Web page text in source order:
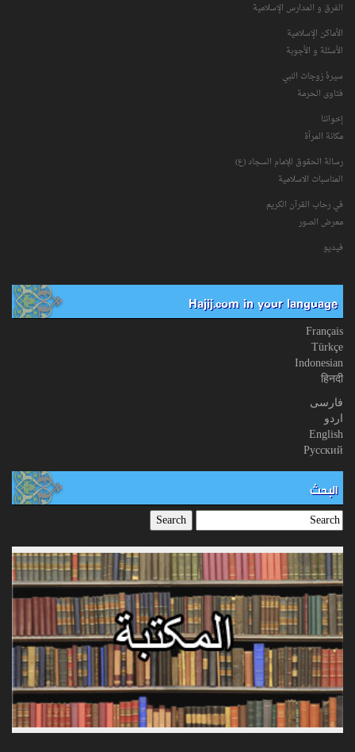
الفرق و المدارس الإسلامية
الأماكن الإسلامية
الأسئلة و الأجوبة
سیرۀ زوجات النبي
فتاوی الحرمة
إخواننا
مكانة‌ المرأة
رسالة الحقوق للإمام السجاد (ع)
المناسبات الاسلامیة
في رحاب القرآن الکریم
معرض الصور
فیدیو
Hajij.com in your language
Français
Türkçe
Indonesian
हिनदी
فارسی
اردو
English
Русский
البحث